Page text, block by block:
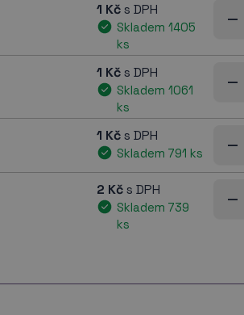
1 Kčs DPH
Skladem 1405
ks
–
1 Kčs DPH
Skladem 1061
ks
–
1 Kčs DPH
Skladem 791 ks –
2 Kčs DPH
Skladem 739
ks
–